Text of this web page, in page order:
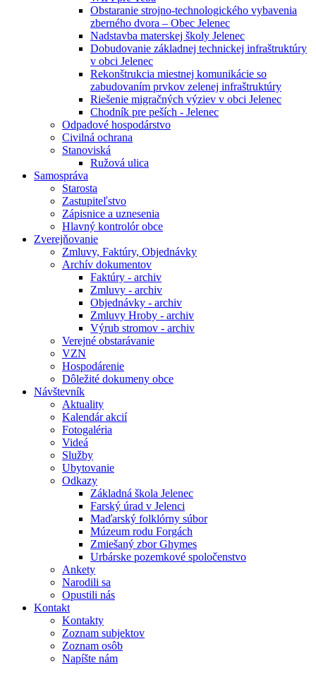
Obstaranie strojno-technologického vybavenia
zberného dvora – Obec Jelenec
Nadstavba materskej školy Jelenec
Dobudovanie základnej technickej infraštruktúry
v obci Jelenec
Rekonštrukcia miestnej komunikácie so
zabudovaním prvkov zelenej infraštruktúry
Riešenie migračných výziev v obci Jelenec
Chodník pre peších - Jelenec
Odpadové hospodárstvo
Civilná ochrana
Stanoviská
Ružová ulica
Samospráva
Starosta
Zastupiteľstvo
Zápisnice a uznesenia
Hlavný kontrolór obce
Zverejňovanie
Zmluvy, Faktúry, Objednávky
Archív dokumentov
Faktúry - archiv
Zmluvy - archiv
Objednávky - archiv
Zmluvy Hroby - archiv
Výrub stromov - archiv
Verejné obstarávanie
VZN
Hospodárenie
Dôležité dokumeny obce
Návštevník
Aktuality
Kalendár akcií
Fotogaléria
Videá
Služby
Ubytovanie
Odkazy
Základná škola Jelenec
Farský úrad v Jelenci
Maďarský folklórny súbor
Múzeum rodu Forgách
Zmiešaný zbor Ghymes
Urbárske pozemkové spoločenstvo
Ankety
Narodili sa
Opustili nás
Kontakt
Kontakty
Zoznam subjektov
Zoznam osôb
Napíšte nám